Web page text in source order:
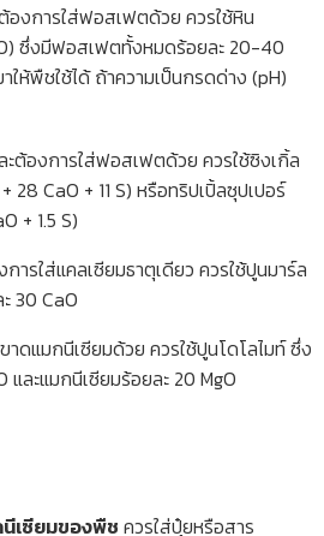
งการใส่ฟอสเฟตด้วย ควรใช้หิน
ซึ่งมีฟอสเฟตทั้งหมดร้อยละ 20-40
ให้พืชใช้ได้ ถ้าความเป็นกรดด่าง (pH)
ต้องการใส่ฟอสเฟตด้วย ควรใช้ซิงเกิ้ล
CaO + 11 S) หรือทริปเปิ้ลซุปเปอร์
+ 1.5 S)
รใส่แคลเซียมธาตุเดียว ควรใช้ปูนมาร์ล
30 CaO
ดแมกนีเซียมด้วย ควรใช้ปูนโดโลไมท์ ซึ่ง
และแมกนีเซียมร้อยละ 20 MgO
เซียมของพืช ควรใส่ปุ๋ยหรือสาร